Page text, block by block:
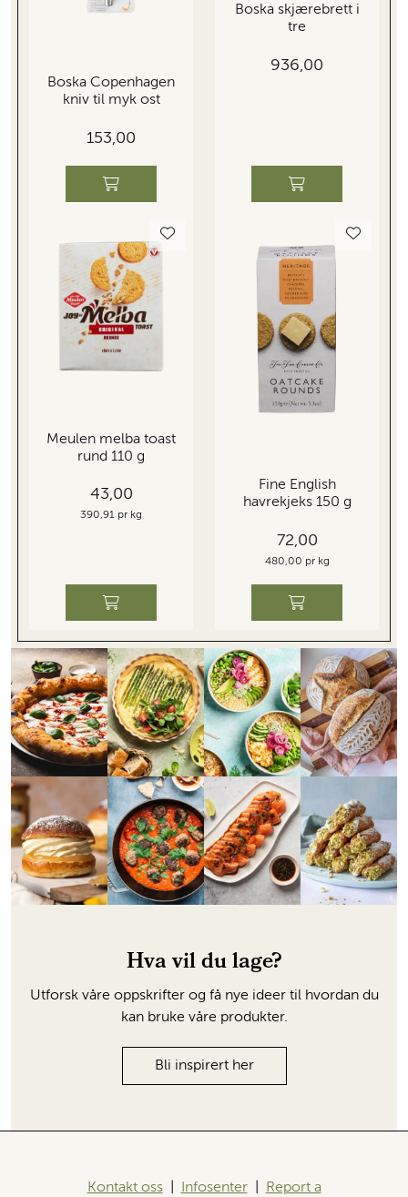
Boska Copenhagen
kniv til myk ost
153,00
Boska skjærebrett i
tre
936,00
Meulen melba toast
rund 110 g
43,00
390,91 pr kg
Fine English
havrekjeks 150 g
72,00
480,00 pr kg
Hva vil du lage?
Utforsk våre oppskrifter og få nye ideer til hvordan du
kan bruke våre produkter.
Bli inspirert her
Kontakt oss| Infosenter| Report a